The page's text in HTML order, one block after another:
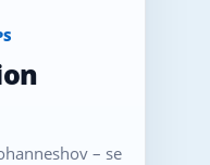
– se